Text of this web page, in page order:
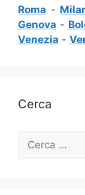
Roma -
Genova -
Venezia -
Cerca
per: